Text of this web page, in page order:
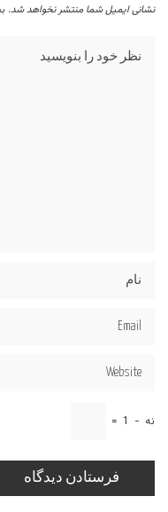
نشانی ایمیل شما منتشر نخواهد شد.
نه −
1
=